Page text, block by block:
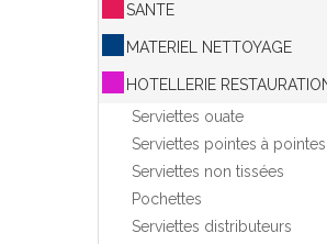
SANTE
MATERIEL NETTOYAGE
HOTELLERIE
Serviettes ouate
Serviettes pointes à pointes
Serviettes non tissées
Pochettes
Serviettes distributeurs